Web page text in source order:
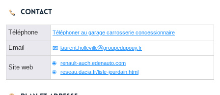
Contact
Téléphone Téléphoner au garage carrosserie concessionnaire
Email laurent.hollevilleⓐgroupedupouy.fr
Site web
renault-auch.edenauto.com
reseau.dacia.fr/lisle-jourdain.html